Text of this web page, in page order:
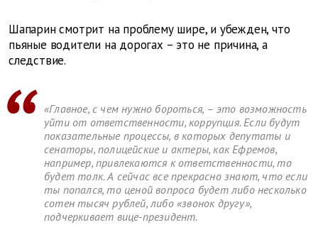
Шапарин смотрит на проблему шире, и убежден, что
пьяные водители на дорогах – это не причина, а
следствие.
«Главное, с чем нужно бороться, – это возможность
уйти от ответственности, коррупция. Если будут
показательные процессы, в которых депутаты и
сенаторы, полицейские и актеры, как Ефремов,
например, привлекаются к ответственности, то
будет толк. А сейчас все прекрасно знают, что если
ты попался, то ценой вопроса будет либо несколько
сотен тысяч рублей, либо «звонок другу»,
подчеркивает вице-президент.